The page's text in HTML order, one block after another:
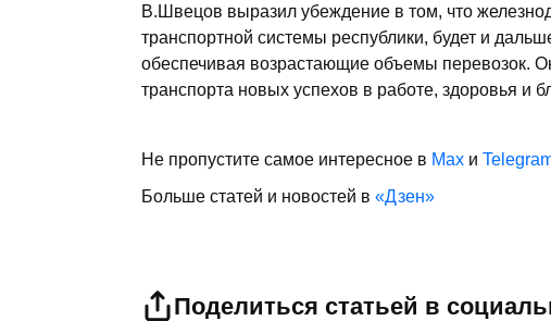
В.Швецов выразил убеждение в том, что
транспортной системы республики, будет и
обеспечивая возрастающие объемы перевозок.
транспорта новых успехов в работе, здоровья и
Не пропустите самое интересное в Max и
Больше статей и новостей в «Дзен»
Поделиться статьей в